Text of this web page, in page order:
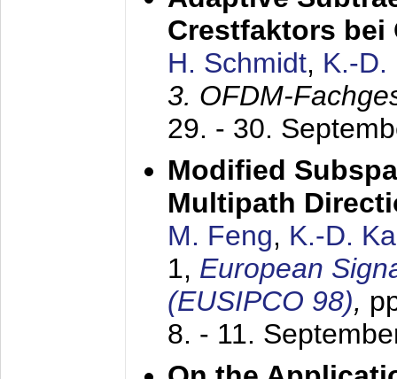
Crestfaktors bei
H. Schmidt, K.-D.
3. OFDM-
29. - 30.
Modified
Multipath
M. Feng, K.-D.
1, European
(EUSIPCO 98),
8. - 11.